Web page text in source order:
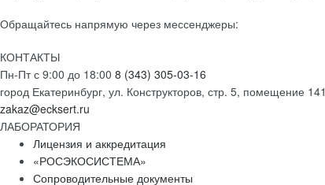
Обращайтесь напрямую через мессенджеры:
КОНТАКТЫ
Пн-Пт с 9:00 до 18:00 8 (343) 305-03-16
город Екатеринбург, ул. Конструкторов, стр. 5, помещение 141
zakaz@ecksert.ru
ЛАБОРАТОРИЯ
Лицензия и аккредитация
«РОСЭКОСИСТЕМА»
Сопроводительные документы